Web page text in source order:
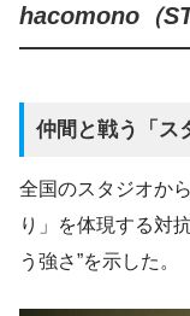
hacomono（
仲間と戦う「ス
全国のスタジオか
り」を体現する対
う強さ”を示した。